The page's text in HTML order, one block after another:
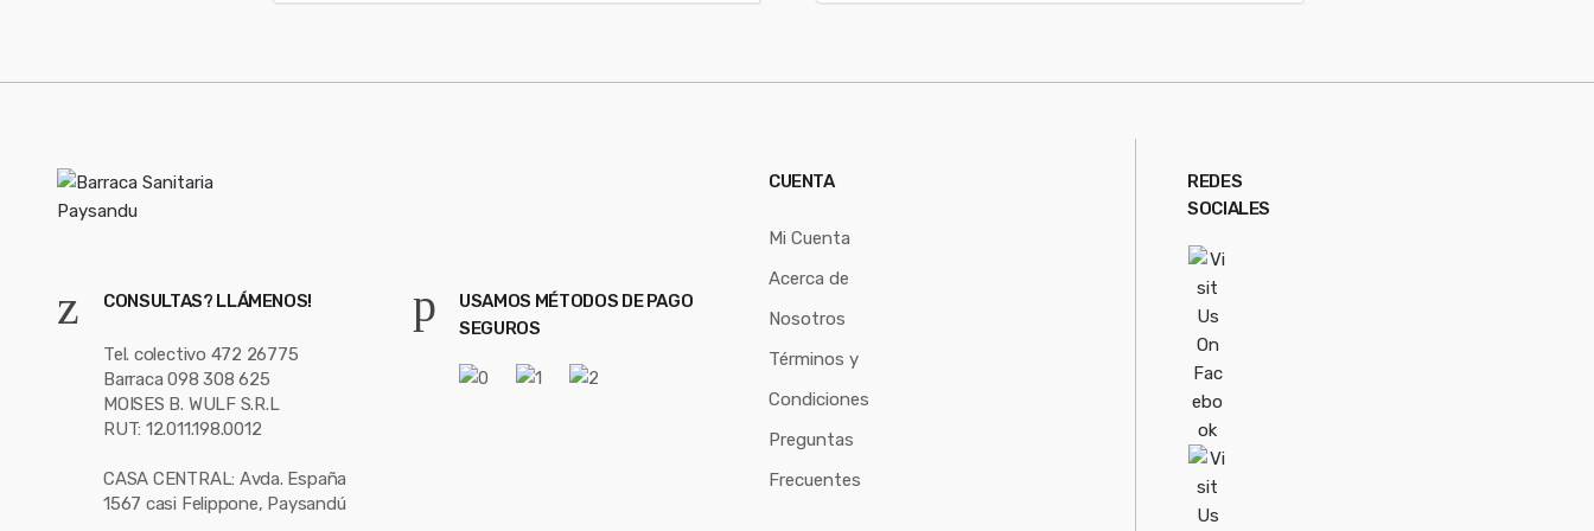
CONSULTAS? LLÁMENOS!
Tel. colectivo 472 26775
Barraca 098 308 625
MOISES B. WULF S.R.L
RUT: 12.011.198.0012
CASA CENTRAL: Avda. España
1567 casi Felippone, Paysandú
USAMOS MÉTODOS DE PAGO
SEGUROS
CUENTA
Mi Cuenta
Acerca de
Nosotros
Términos y
Condiciones
Preguntas
Frecuentes
REDES
SOCIALES